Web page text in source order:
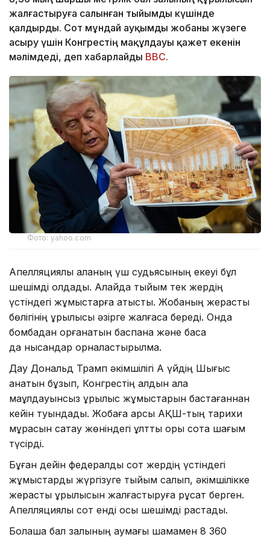
жалғастыруға салынған тыйымды күшінде
қалдырды. Сот мұндай ауқымды жобаны жүзеге
асыру үшін Конгрестің мақұлдауы қажет екенін
мәлімдеді, деп хабарлайды BBC.
Фото: yahoo.com
Апелляциялық алқаның үш судьясының екеуі бұл
шешімді қолдады. Алайда тыйым тек жердің
үстіндегі жұмыстарға қатысты. Жобаның жерасты
бөлігінің құрылысы әзірге жалғаса береді. Онда
бомбадан қорғанатын баспана және басқа
да нысандар орналастырылмақ.
Дау Дональд Трамп әкімшілігі Ақ үйдің Шығыс
қанатын бұзып, Конгрестің алдын ала
мақұлдауынсыз құрылыс жұмыстарын бастағаннан
кейін туындады. Жобаға қарсы АҚШ-тың тарихи
мұрасын сақтау жөніндегі ұлттық қоры сотқа шағым
түсірді.
Бұған дейін федералдық сот жердің үстіндегі
жұмыстарды жүргізуге тыйым салып, әкімшілікке
жерасты құрылысын жалғастыруға рұқсат берген.
Апелляциялық сот енді осы шешімді растады.
Болашақ бал залының аумағы шамамен 8 360